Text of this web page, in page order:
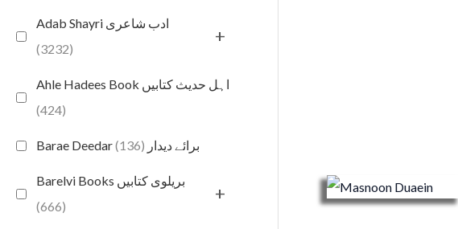
Adab Shayri ادب شاعری
(3232)
+
Ahle Hadees Book اہل حدیث کتابیں
(424)
Barae Deedar برائے دیدار (136)
Barelvi Books بریلوی کتابیں
(666)
+